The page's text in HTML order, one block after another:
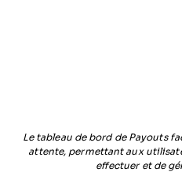
Le tableau de bord de Payouts
attente, permettant aux
effectuer et de